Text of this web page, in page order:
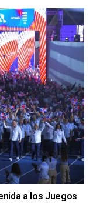
a los Juegos